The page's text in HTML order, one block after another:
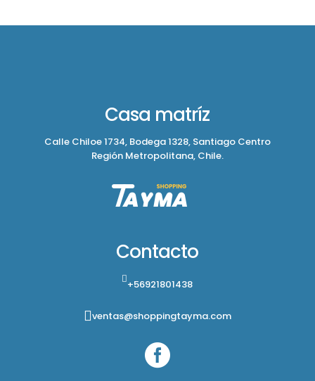
Casa matríz
Calle Chiloe 1734, Bodega 1328, Santiago Centro
Región Metropolitana, Chile.
Contacto
+56921801438
ventas@shoppingtayma.com
